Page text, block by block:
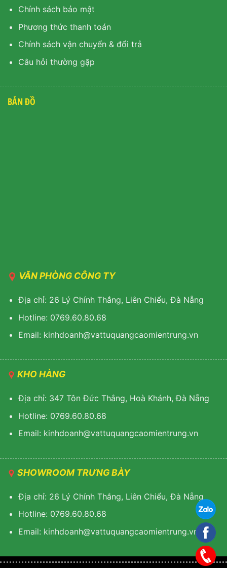
Chính sách bảo mật
Phương thức thanh toán
Chính sách vận chuyển & đổi trả
Câu hỏi thường gặp
BẢN ĐỒ
VĂN PHÒNG CÔNG TY
Địa chỉ: 26 Lý Chính Thắng, Liên Chiểu, Đà Nẵng
Hotline: 0769.60.80.68
Email: kinhdoanh@vattuquangcaomientrung.vn
KHO HÀNG
Địa chỉ: 347 Tôn Đức Thắng, Hoà Khánh, Đà Nẵng
Hotline: 0769.60.80.68
Email: kinhdoanh@vattuquangcaomientrung.vn
SHOWROOM TRƯNG BÀY
Địa chỉ: 26 Lý Chính Thắng, Liên Chiểu, Đà Nẵng
Hotline: 0769.60.80.68
Email: kinhdoanh@vattuquangcaomientrung.vn